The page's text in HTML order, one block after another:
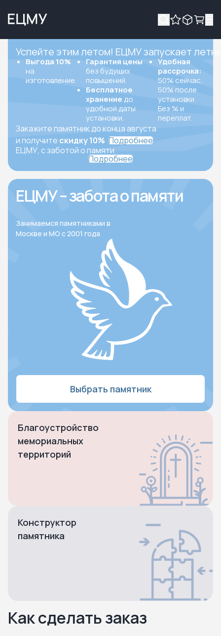
Успейте этим летом! ЕЦМУ запускает
Выгода 10%
на
изготовление.
Гарантия цены
без будущих
повышений.
Бесплатное
хранение до
удобной даты
установки.
Удобная
рассрочка:
50% сейчас,
50% после
установки.
Без % и
переплат.
Закажите памятник до конца августа
и получите скидку 10% Подробнее
ЕЦМУ, с заботой о памяти
Подробнее
ЕЦМУ – забота о памяти
Занимаемся памятниками в
Москве и МО с 2001 года
Выбрать памятник
Благоустройство
мемориальных
территорий
Конструктор
памятника
Как сделать заказ